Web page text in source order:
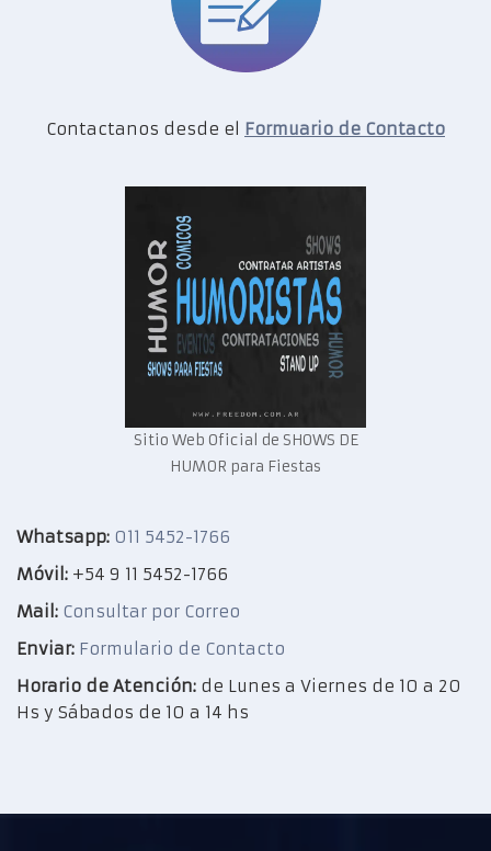
Contactanos desde el Formuario de Contacto
Sitio Web Oficial de SHOWS DE
HUMOR para Fiestas
Whatsapp: 011 5452-1766
Móvil: +54 9 11 5452-1766
Mail: Consultar por Correo
Enviar: Formulario de Contacto
Horario de Atención: de Lunes a Viernes de 10 a 20
Hs y Sábados de 10 a 14 hs